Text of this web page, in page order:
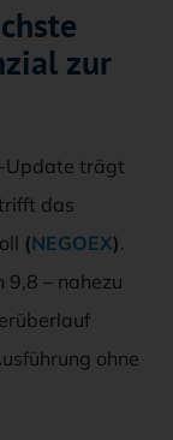
zur
Update trägt
das
(NEGOEX).
– nahezu
ohne